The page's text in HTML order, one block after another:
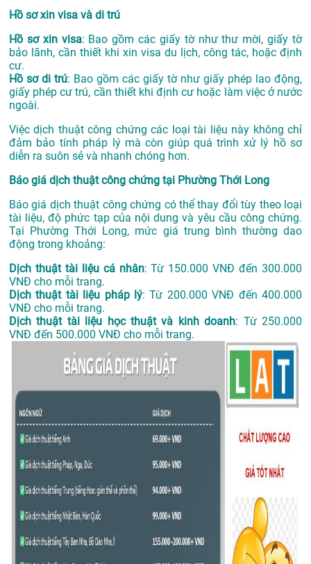
Hồ sơ xin visa và di trú
Hồ sơ xin visa: Bao gồm các giấy tờ như thư mời, giấy tờ
bảo lãnh, cần thiết khi xin visa du lịch, công tác, hoặc định
cư.
Hồ sơ di trú: Bao gồm các giấy tờ như giấy phép lao động,
giấy phép cư trú, cần thiết khi định cư hoặc làm việc ở nước
ngoài.
Việc dịch thuật công chứng các loại tài liệu này không chỉ
đảm bảo tính pháp lý mà còn giúp quá trình xử lý hồ sơ
diễn ra suôn sẻ và nhanh chóng hơn.
Báo giá dịch thuật công chứng tại Phường Thới Long
Báo giá dịch thuật công chứng có thể thay đổi tùy theo loại
tài liệu, độ phức tạp của nội dung và yêu cầu công chứng.
Tại Phường Thới Long, mức giá trung bình thường dao
động trong khoảng:
Dịch thuật tài liệu cá nhân: Từ 150.000 VNĐ đến 300.000
VNĐ cho mỗi trang.
Dịch thuật tài liệu pháp lý: Từ 200.000 VNĐ đến 400.000
VNĐ cho mỗi trang.
Dịch thuật tài liệu học thuật và kinh doanh: Từ 250.000
VNĐ đến 500.000 VNĐ cho mỗi trang.